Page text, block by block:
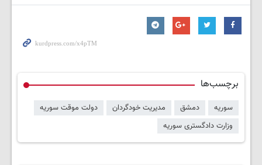
برچسب‌ها
سوریه دمشق مدیریت خودگردان
دولت موقت سوریه
وزارت دادگستری سوریه